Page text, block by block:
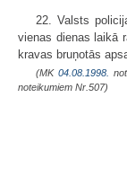
22. Valsts
vienas dienas laikā
kravas bruņotās
(MK04.08.1998.
noteikumiem Nr.507)